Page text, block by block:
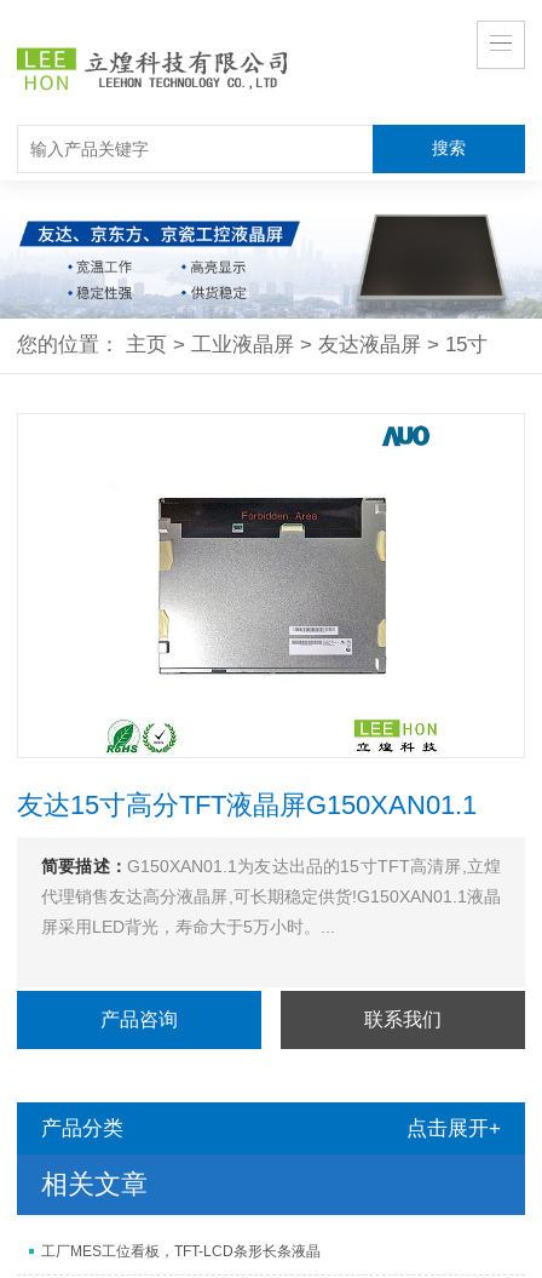
您的位置： 主页 > 工业液晶屏 > 友达液晶屏 > 15寸
友达15寸高分TFT液晶屏G150XAN01.1
简要描述： G150XAN01.1为友达出品的15寸TFT高清屏,立煌
代理销售友达高分液晶屏,可长期稳定供货!G150XAN01.1液晶
屏采用LED背光，寿命大于5万小时。...
产品咨询 联系我们
产品分类 点击展开+
相关文章
工厂MES工位看板，TFT-LCD条形长条液晶